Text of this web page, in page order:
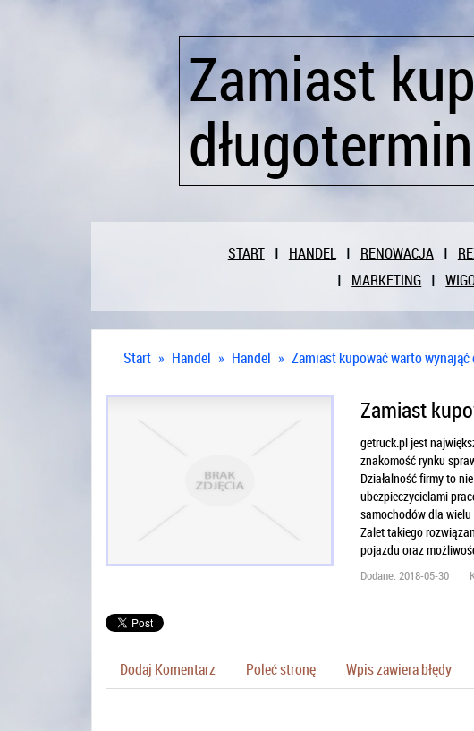
Zamiast
START HANDEL RENOWACJA
MARKETING
Start » Handel » Handel » Zamiast kupować warto
Zamiast
getruck.pl jest
znakomość rynku
Działalność firmy to
ubezpieczycielami
samochodów dla wielu
Zalet takiego
pojazdu oraz
Dodane: 2018-05-30
Dodaj Komentarz Poleć stronę Wpis zawiera błędy